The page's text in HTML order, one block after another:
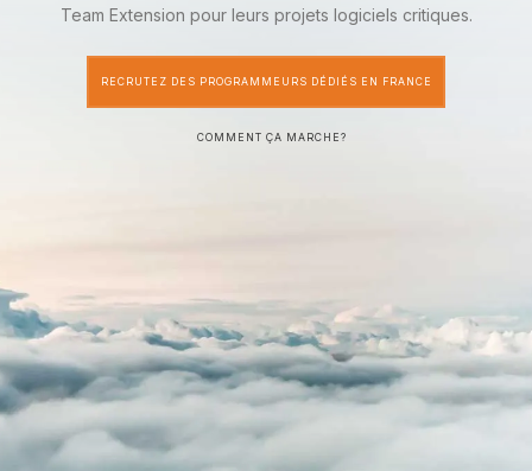
Team Extension pour leurs projets logiciels critiques.
RECRUTEZ DES PROGRAMMEURS DÉDIÉS EN FRANCE
COMMENT ÇA MARCHE?